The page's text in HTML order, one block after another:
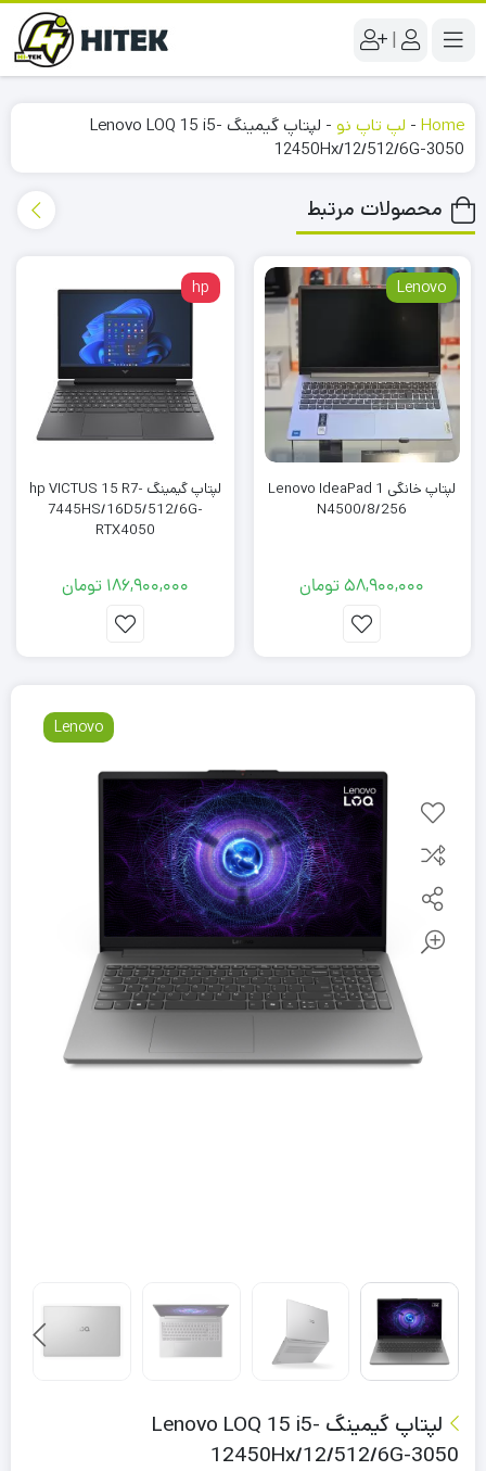
|
Home
- لپ تاپ نو -
لپتاپ گیمینگ Lenovo LOQ 15 i5-
12450Hx/12/512/6G-3050
محصولات مرتبط
Lenovo
لپتاپ خانگی Lenovo IdeaPad 1
N4500/8/256
58,900,000تومان
hp
لپتاپ گیمینگ hp VICTUS 15 R7-
7445HS/16D5/512/6G-
RTX4050
186,900,000 تومان
Lenovo
لپتاپ گیمینگ Lenovo LOQ 15 i5-
12450Hx/12/512/6G-3050